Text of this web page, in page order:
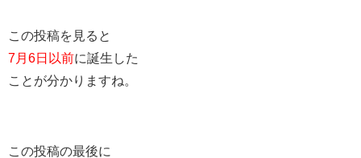
この投稿を見ると
7月6日以前に誕生した
ことが分かりますね。
この投稿の最後に